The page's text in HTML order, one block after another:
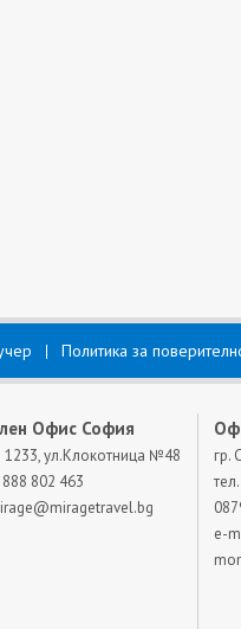
Политика за
Офис София
1233, ул.Клокотница №48
802 463
гр.
e-